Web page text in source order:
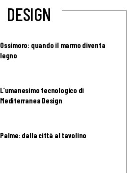
DESIGN
Ossimoro: quando il marmo diventa
legno
L’umanesimo tecnologico di
Mediterranea Design
Palme: dalla città al tavolino